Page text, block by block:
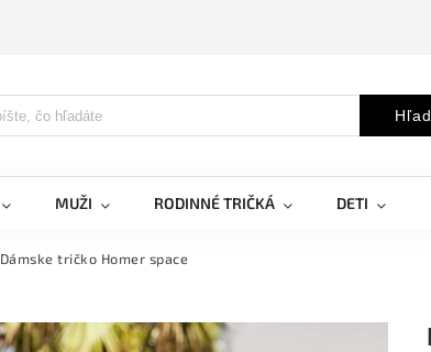
MUŽI RODINNÉ TRIČKÁ DETI
Dámske tričko Homer space